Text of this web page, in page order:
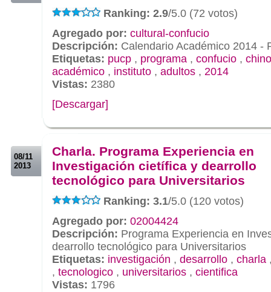
Ranking: 2.9/5.0 (72 votos)
Agregado por: cultural-confucio
Descripción: Calendario Académico 2014 -
Etiquetas: pucp , programa , confucio , chino
académico , instituto , adultos , 2014
Vistas: 2380
[Descargar]
08/11
2013
Charla. Programa Experiencia en
Investigación cietífica y dearrollo
tecnológico para Universitarios
Ranking: 3.1/5.0 (120 votos)
Agregado por: 02004424
Descripción: Programa Experiencia en
dearrollo tecnológico para Universitarios
Etiquetas: investigación , desarrollo , charla
, tecnologico , universitarios , cientifica
Vistas: 1796